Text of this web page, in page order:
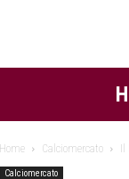
Home Calciomercato
Calciomercato